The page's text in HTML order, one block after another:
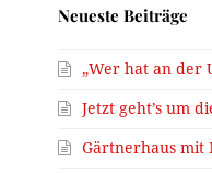
Neueste Beiträge
„Wer hat an der
Jetzt geht’s um
Gärtnerhaus mit